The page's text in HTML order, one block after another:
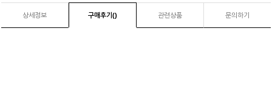
상세정보 구매후기() 관련상품 문의하기